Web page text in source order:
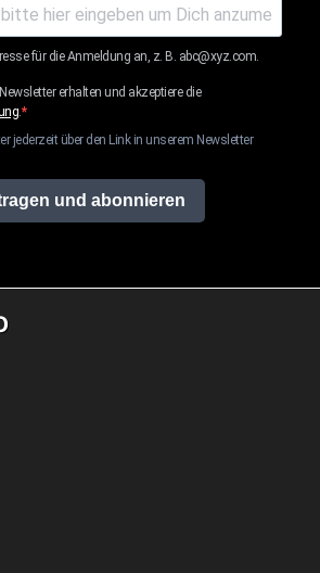
für die Anmeldung an, z. B. abc@xyz.com.
erhalten und akzeptiere die
jederzeit über den Link in unserem Newsletter
und abonnieren